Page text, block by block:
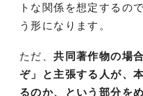
トな関係を想定するの
う形になります。
ただ、共同著作物の場
ぞ」と主張する人が、
るのか、という部分を